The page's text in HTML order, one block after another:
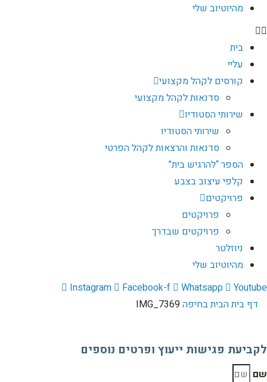
מהיוטיוב שלי
בית
עליי
קורסים לקהל מקצועי
סדנאות לקהל מקצועי
שירותי הסטודיו
שירותי הסטודיו
סדנאות והרצאות לקהל הפרטי
הספר “להרגיש בית”
קלפי עיצוב בצבע
פרויקטים
פרויקטים
פרויקטים שבדרך
ניוזלטר
מהיוטיוב שלי
Instagram
Facebook-f Whatsapp
Youtube
דף ביתהבית בחיפהIMG_7369
לקביעת פגישות ייעוץ ופרטים נוספים
שם